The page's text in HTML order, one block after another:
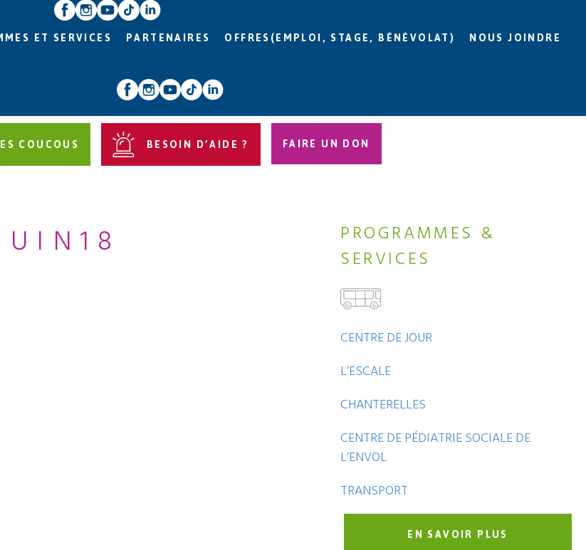
ET SERVICES PARTENAIRES OFFRES(EMPLOI, STAGE, BÉNÉVOLAT) NOUS JOINDRE
COUCOUS BESOIN D’AIDE ? FAIRE UN DON
PROGRAMMES &
SERVICES
CENTRE DE JOUR
L’ESCALE
CHANTERELLES
CENTRE DE PÉDIATRIE SOCIALE DE
L’ENVOL
TRANSPORT
EN SAVOIR PLUS